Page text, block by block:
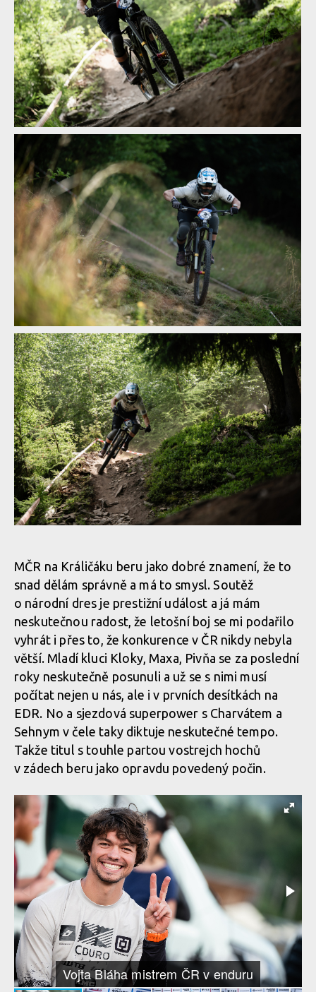
Vojta Bláha mistrem ČR v enduru
Vojta Bláha mistrem ČR v enduru
Vojta Bláha mistrem ČR v enduru
Vojta Bláha mistrem ČR v enduru
Vojta Bláha mistrem ČR v enduru
Vojta Bláha mistrem ČR v enduru
Vojta Bláha mistrem ČR v enduru
Vojta Bláha mistrem ČR v enduru
MČR na Králičáku beru jako dobré znamení, že to
snad dělám správně a má to smysl. Soutěž
o národní dres je prestižní událost a já mám
neskutečnou radost, že letošní boj se mi podařilo
vyhrát i přes to, že konkurence v ČR nikdy nebyla
větší. Mladí kluci Kloky, Maxa, Pivňa se za poslední
roky neskutečně posunuli a už se s nimi musí
počítat nejen u nás, ale i v prvních desítkách na
EDR. No a sjezdová superpower s Charvátem a
Sehnym v čele taky diktuje neskutečné tempo.
Takže titul s touhle partou vostrejch hochů
v zádech beru jako opravdu povedený počin.
Vojta Bláha mistrem ČR v enduru